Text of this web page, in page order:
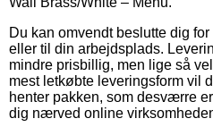
Du kan omvendt beslutte dig
eller til din arbejdsplads.
mindre prisbillig, men lige så
mest letkøbte leveringsform vil
henter pakken, som desværre
dig nærved online